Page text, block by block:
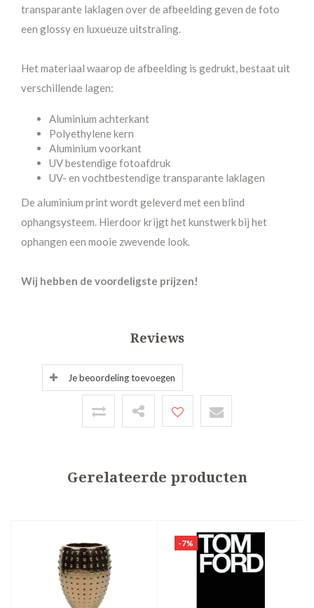
transparante laklagen over de afbeelding geven de foto
een glossy en luxueuze uitstraling.
Het materiaal waarop de afbeelding is gedrukt, bestaat uit
verschillende lagen:
Aluminium achterkant
Polyethylene kern
Aluminium voorkant
UV bestendige fotoafdruk
UV- en vochtbestendige transparante laklagen
De aluminium print wordt geleverd met een blind
ophangsysteem. Hierdoor krijgt het kunstwerk bij het
ophangen een mooie zwevende look.
Wij hebben de voordeligste prijzen!
Reviews
Je beoordeling toevoegen
Gerelateerde producten
-7%